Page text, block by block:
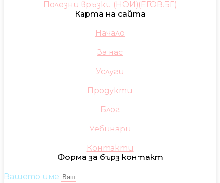
Полезни връзки (НОИ)(ЕГОВ.БГ)
Карта на сайта
Начало
За нас
Услуги
Продукти
Блог
Уебинари
Контакти
Форма за бърз контакт
Вашето име